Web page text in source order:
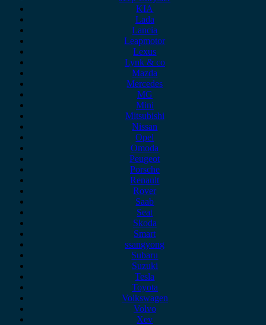
KIA
Lada
Lancia
Leapmotor
Lexus
Lynk & co
Mazda
Mercedes
MG
Mini
Mitsubishi
Nissan
Opel
Omoda
Peugeot
Porsche
Renault
Rover
Saab
Seat
Skoda
Smart
ssangyong
Subaru
Suzuki
Tesla
Toyota
Volkswagen
Volvo
Xev